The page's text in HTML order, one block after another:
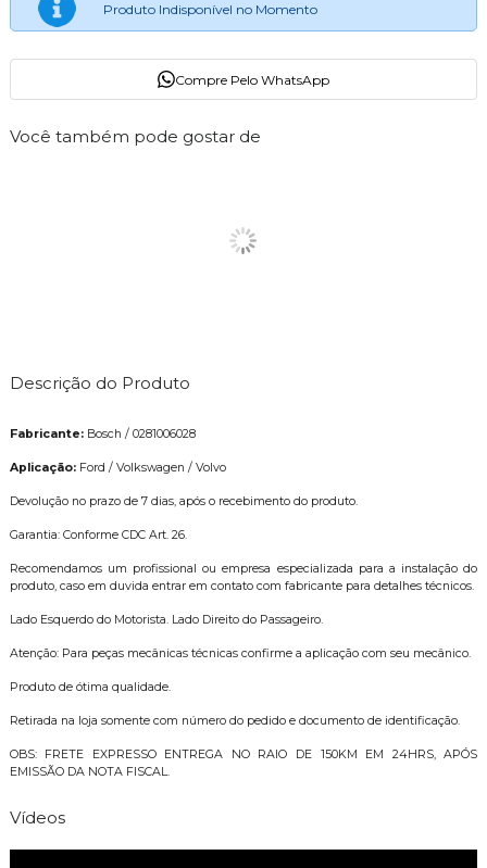
Produto Indisponível no Momento
Compre Pelo WhatsApp
Você também pode gostar de
Descrição do Produto
Fabricante: Bosch / 0281006028
Aplicação: Ford / Volkswagen / Volvo
Devolução no prazo de 7 dias, após o recebimento do produto.
Garantia: Conforme CDC Art. 26.
Recomendamos um profissional ou empresa especializada para a instalação do
produto, caso em duvida entrar em contato com fabricante para detalhes técnicos.
Lado Esquerdo do Motorista. Lado Direito do Passageiro.
Atenção: Para peças mecânicas técnicas confirme a aplicação com seu mecânico.
Produto de ótima qualidade.
Retirada na loja somente com número do pedido e documento de identificação.
OBS: FRETE EXPRESSO ENTREGA NO RAIO DE 150KM EM 24HRS, APÓS
EMISSÃO DA NOTA FISCAL.
Vídeos